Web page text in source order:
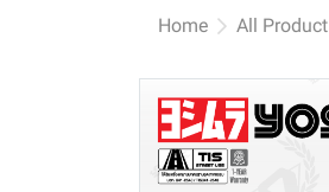
Home All Product